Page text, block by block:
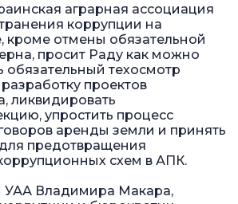
аграрная ассоциация
коррупции на
кроме отмены обязательной
просит Раду как можно
обязательный техосмотр
проектов
ликвидировать
упростить процесс
аренды земли и принять
предотвращения
схем в АПК.
УАА Владимира Макара,